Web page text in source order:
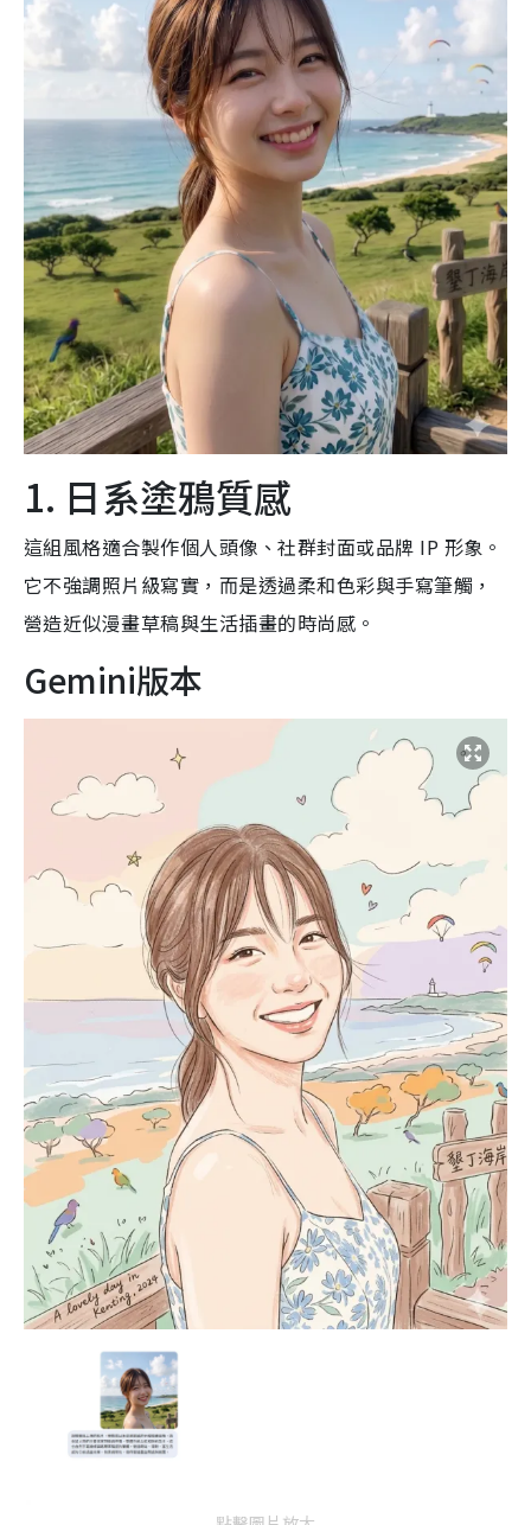
1. 日系塗鴉質感
這組風格適合製作個人頭像、社群封面或品牌 IP 形象。
它不強調照片級寫實，而是透過柔和色彩與手寫筆觸，
營造近似漫畫草稿與生活插畫的時尚感。
Gemini版本